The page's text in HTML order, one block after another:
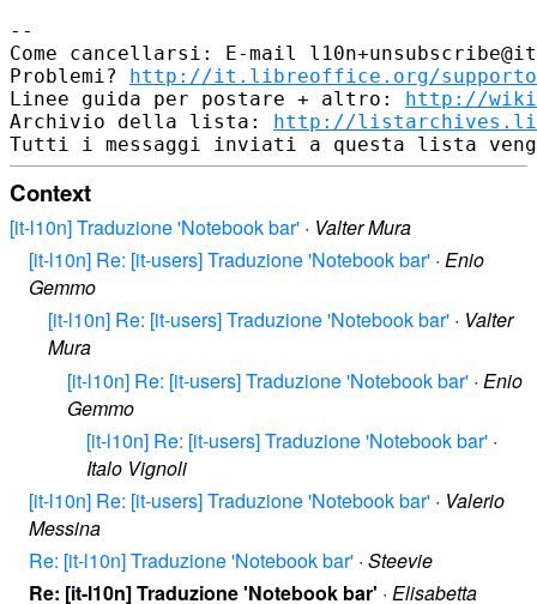
--
Come cancellarsi: E-mail
Problemi? http://it.libreoffice.org/
Linee guida per postare + altro: http://
Archivio della lista: http://
Context
[it-l10n] Traduzione 'Notebook bar' · Valter Mura
[it-l10n] Re: [it-users] Traduzione 'Notebook bar' · Enio
Gemmo
[it-l10n] Re: [it-users] Traduzione 'Notebook bar' · Valter
Mura
[it-l10n] Re: [it-users] Traduzione 'Notebook bar' · Enio
Gemmo
[it-l10n] Re: [it-users] Traduzione 'Notebook bar' ·
Italo Vignoli
[it-l10n] Re: [it-users] Traduzione 'Notebook bar' · Valerio
Messina
Re: [it-l10n] Traduzione 'Notebook bar' · Steevie
Re: [it-l10n] Traduzione 'Notebook bar' · Elisabetta